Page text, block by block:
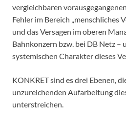
vergleichbaren
Fehler im Bereich „menschliches
und das Versagen im oberen
Bahnkonzern bzw. bei DB Netz –
systemischen Charakter dieses
KONKRET sind es drei Ebenen,
unzureichenden Aufarbeitung
unterstreichen.